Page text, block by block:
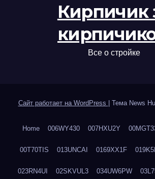
Кирпичик
Все о стройке
Сайт работает на WordPress Тема News
Home 006WY430 007HXU2Y
00T70TIS 013UNCAI 0169XX1F
023RN4UI 02SKVUL3 034UW6PW